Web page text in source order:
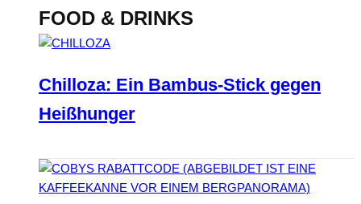
FOOD & DRINKS
Chilloza: Ein Bambus-Stick gegen
Heißhunger